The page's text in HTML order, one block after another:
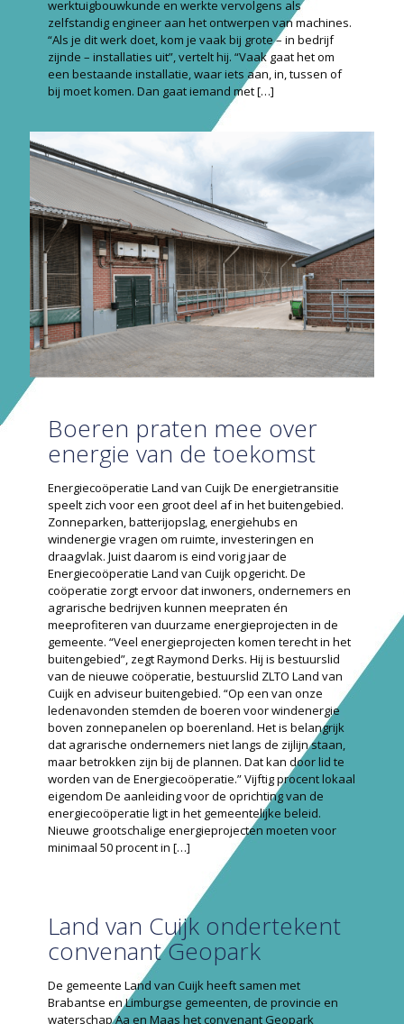
werktuigbouwkunde en werkte vervolgens als
zelfstandig engineer aan het ontwerpen van machines.
“Als je dit werk doet, kom je vaak bij grote – in bedrijf
zijnde – installaties uit”, vertelt hij. “Vaak gaat het om
een bestaande installatie, waar iets aan, in, tussen of
bij moet komen. Dan gaat iemand met[…]
Boeren praten mee over
energie van de toekomst
Energiecoöperatie Land van Cuijk De energietransitie
speelt zich voor een groot deel af in het buitengebied.
Zonneparken, batterijopslag, energiehubs en
windenergie vragen om ruimte, investeringen en
draagvlak. Juist daarom is eind vorig jaar de
Energiecoöperatie Land van Cuijk opgericht. De
coöperatie zorgt ervoor dat inwoners, ondernemers en
agrarische bedrijven kunnen meepraten én
meeprofiteren van duurzame energieprojecten in de
gemeente. “Veel energieprojecten komen terecht in het
buitengebied”, zegt Raymond Derks. Hij is bestuurslid
van de nieuwe coöperatie, bestuurslid ZLTO Land van
Cuijk en adviseur buitengebied. “Op een van onze
ledenavonden stemden de boeren voor windenergie
boven zonnepanelen op boerenland. Het is belangrijk
dat agrarische ondernemers niet langs de zijlijn staan,
maar betrokken zijn bij de plannen. Dat kan door lid te
worden van de Energie­coöperatie.” Vijftig procent lokaal
eigendom De aanleiding voor de oprichting van de
energiecoöperatie ligt in het gemeentelijke beleid.
Nieuwe grootschalige energie­projecten moeten voor
minimaal 50 procent in […]
Land van Cuijk ondertekent
convenant Geopark
De gemeente Land van Cuijk heeft samen met
Brabantse en Limburgse gemeenten, de provincie en
waterschap Aa en Maas het convenant Geopark